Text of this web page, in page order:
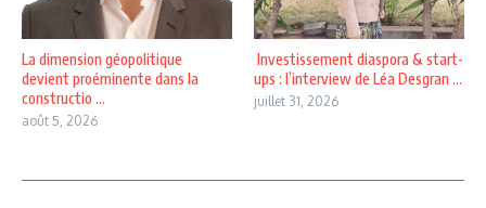
La dimension géopolitique
devient proéminente dans la
constructio ...
août 5, 2026
Investissement diaspora & start-
ups : l’interview de Léa Desgran ...
juillet 31, 2026